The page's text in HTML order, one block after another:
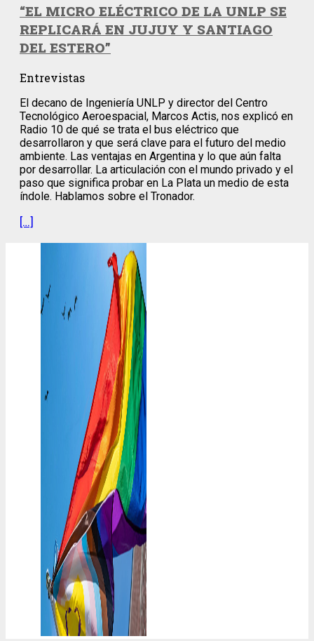
“EL MICRO ELÉCTRICO DE LA UNLP SE
REPLICARÁ EN JUJUY Y SANTIAGO
DEL ESTERO”
Entrevistas
El decano de Ingeniería UNLP y director del Centro
Tecnológico Aeroespacial, Marcos Actis, nos explicó en
Radio 10 de qué se trata el bus eléctrico que
desarrollaron y que será clave para el futuro del medio
ambiente. Las ventajas en Argentina y lo que aún falta
por desarrollar. La articulación con el mundo privado y el
paso que significa probar en La Plata un medio de esta
índole. Hablamos sobre el Tronador.
[…]